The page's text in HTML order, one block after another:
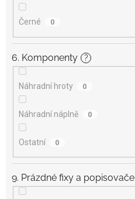
Černé 0
6. Komponenty ?
Náhradní hroty 0
Náhradní náplně 0
Ostatní 0
9. Prázdné fixy a popisovače